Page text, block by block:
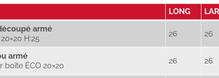
LONG
armé
H:25
26 26
armé
ÉCO 20×20
26 26